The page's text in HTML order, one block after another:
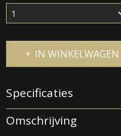
IN WINKELWAGEN
Specificaties
Productcode
295
Omschrijving